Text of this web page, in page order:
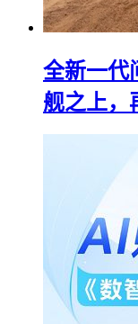
全新一代
舰之上，